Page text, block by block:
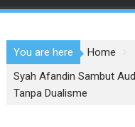
You are here
Home
Syah Afandin Sambut
Tanpa Dualisme